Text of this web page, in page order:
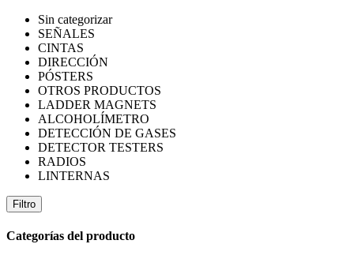
Sin categorizar
SEÑALES
CINTAS
DIRECCIÓN
PÓSTERS
OTROS PRODUCTOS
LADDER MAGNETS
ALCOHOLÍMETRO
DETECCIÓN DE GASES
DETECTOR TESTERS
RADIOS
LINTERNAS
Filtro
Categorías del producto